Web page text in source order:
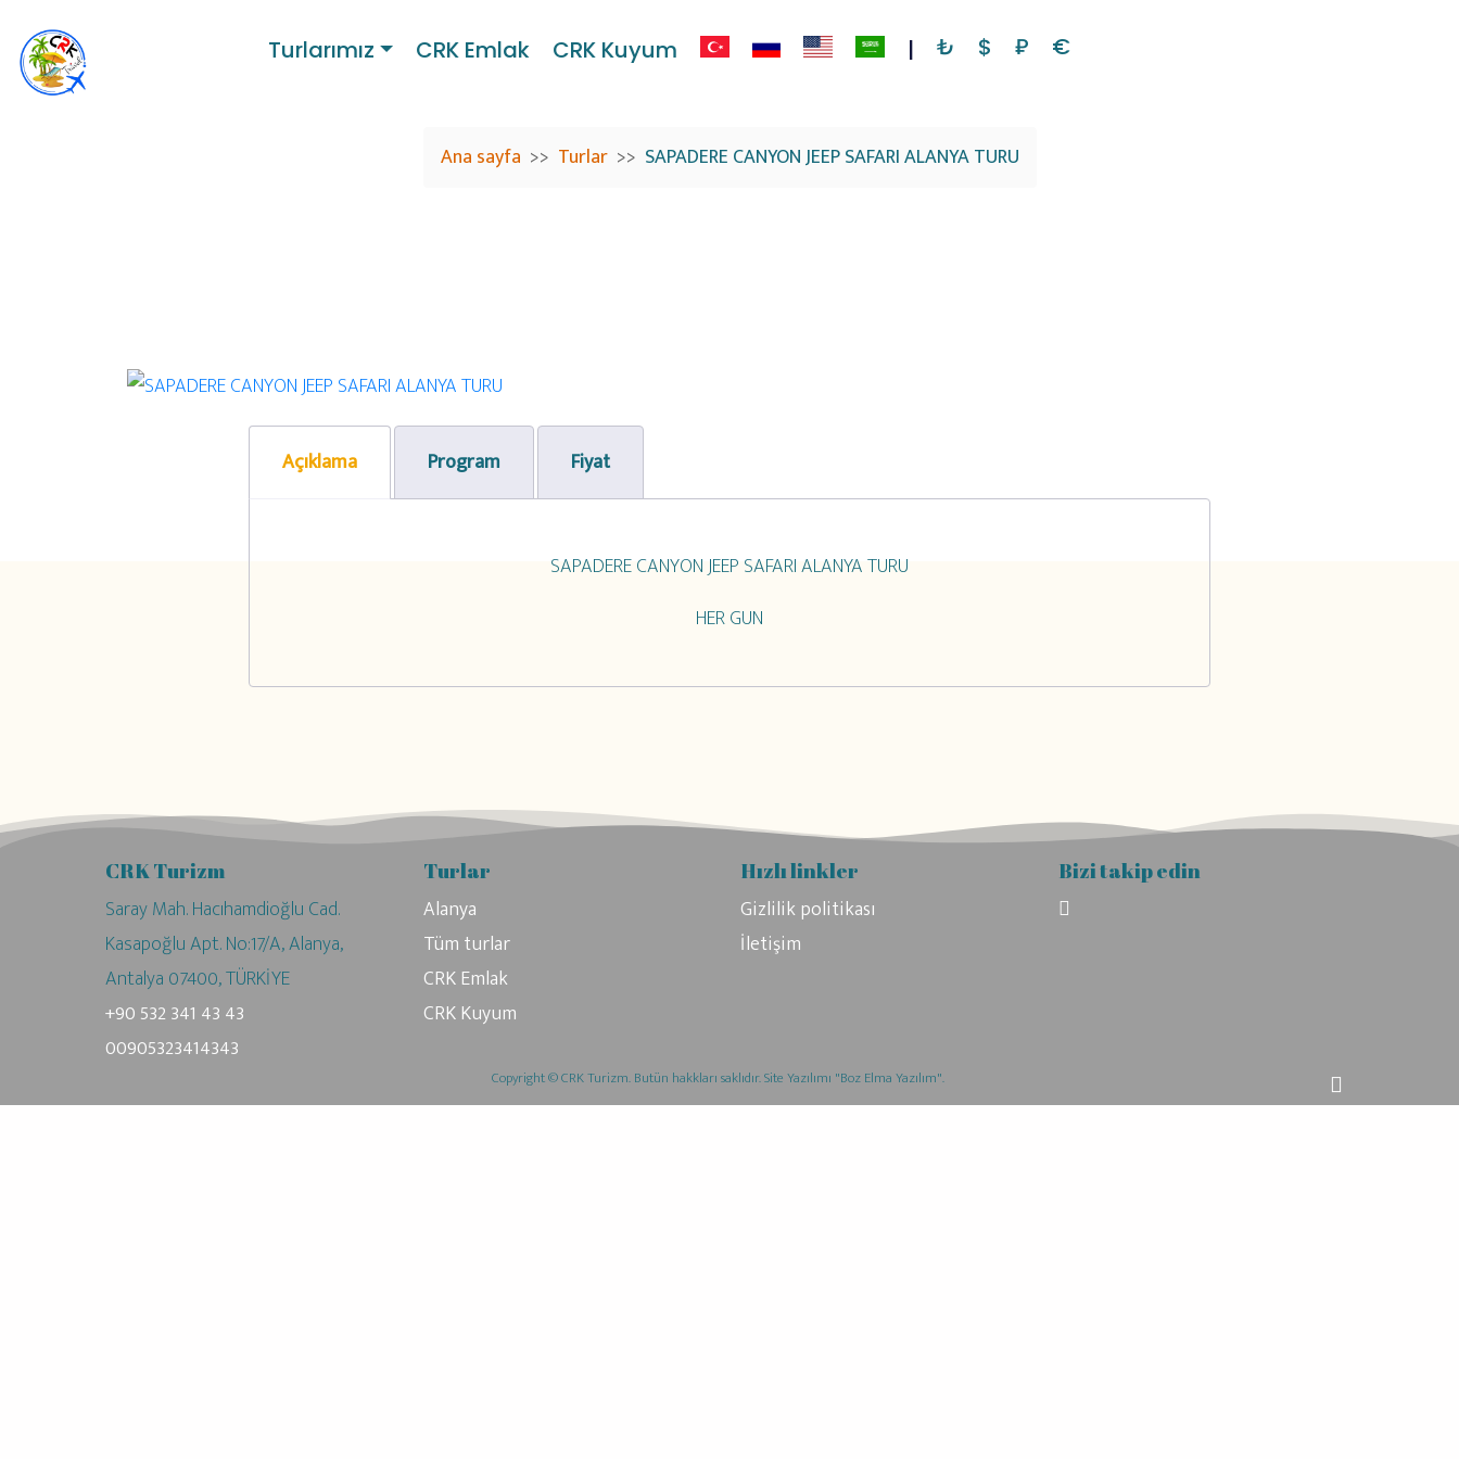
Turlarımız CRK Emlak CRK Kuyum | ₺ $ ₽ €
Ana sayfa Turlar SAPADERE CANYON JEEP SAFARI ALANYA TURU
Previous
Açıklama
Program Fiyat
SAPADERE CANYON JEEP SAFARI ALANYA TURU
HER GUN
CRK Turizm
Saray Mah. Hacıhamdioğlu Cad.
Kasapoğlu Apt. No:17/A, Alanya,
Antalya 07400, TÜRKİYE
+90 532 341 43 43
00905323414343
Turlar
Alanya
Tüm turlar
CRK Emlak
CRK Kuyum
Hızlı linkler
Gizlilik politikası
İletişim
Bizi takip edin
Copyright © CRK Turizm. Butün hakkları saklıdır. Site Yazılımı "Boz Elma Yazılım".